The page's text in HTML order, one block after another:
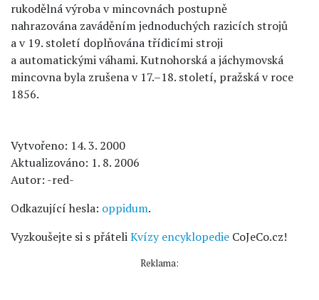
rukodělná výroba v mincovnách postupně
nahrazována zaváděním jednoduchých razicích strojů
a v 19. století doplňována třídicími stroji
a automatickými váhami. Kutnohorská a jáchymovská
mincovna byla zrušena v 17.–18. století, pražská v roce
1856.
Vytvořeno: 14. 3. 2000
Aktualizováno: 1. 8. 2006
Autor: -red-
Odkazující hesla: oppidum.
Vyzkoušejte si s přáteliKvízy encyklopedie CoJeCo.cz!
Reklama: